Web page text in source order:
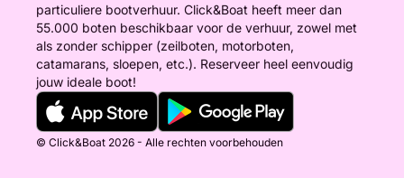
particuliere bootverhuur. Click&Boat heeft meer dan
55.000 boten beschikbaar voor de verhuur, zowel met
als zonder schipper (zeilboten, motorboten,
catamarans, sloepen, etc.). Reserveer heel eenvoudig
jouw ideale boot!
© Click&Boat 2026 - Alle rechten voorbehouden